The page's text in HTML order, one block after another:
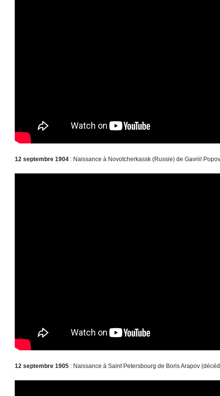
12 septembre 1904 : Naissance à Novotcherkassk (Russie) de Gavriil
12 septembre 1905 : Naissance à Saint Petersbourg de Boris Arapov